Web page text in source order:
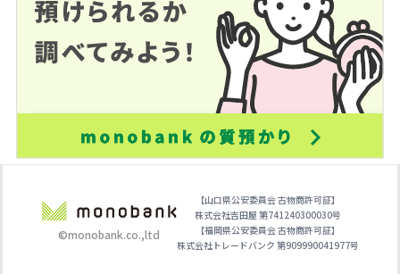
©monobank.co.,ltd
【山口県公安委員会 古物商許可証】
株式会社吉田屋 第741240300030号
【福岡県公安委員会 古物商許可証】
株式会社トレードバンク 第909990041977号